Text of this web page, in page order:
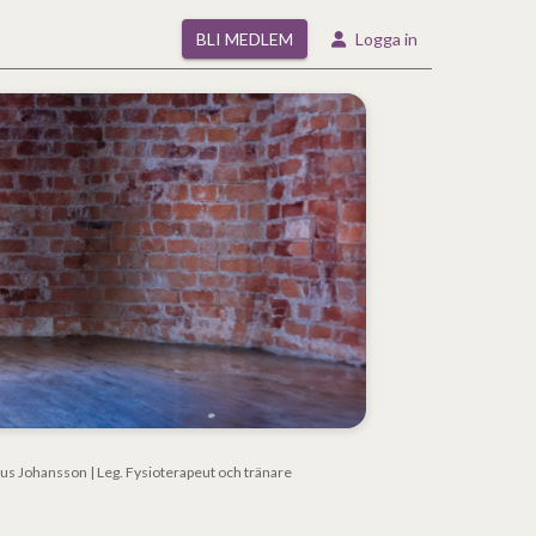
BLI MEDLEM Logga in
Johansson | Leg. Fysioterapeut och tränare